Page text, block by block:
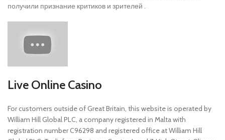
получили признание критиков и зрителей .
Live Online Casino
For customers outside of Great Britain, this website is operated by
William Hill Global PLC, a company registered in Malta with
registration number C96298 and registered office at William Hill